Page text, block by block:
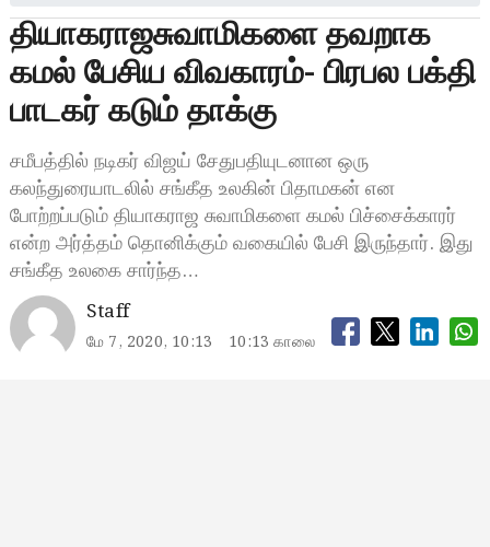
தியாகராஜசுவாமிகளை தவறாக
கமல் பேசிய விவகாரம்- பிரபல பக்தி
பாடகர் கடும் தாக்கு
சமீபத்தில் நடிகர் விஜய் சேதுபதியுடனான ஒரு
கலந்துரையாடலில் சங்கீத உலகின் பிதாமகன் என
போற்றப்படும் தியாகராஜ சுவாமிகளை கமல் பிச்சைக்காரர்
என்ற அர்த்தம் தொனிக்கும் வகையில் பேசி இருந்தார். இது
சங்கீத உலகை சார்ந்த…
Staff
மே 7, 2020, 10:13 10:13 காலை